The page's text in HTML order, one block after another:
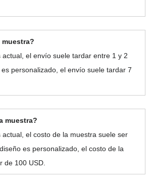
muestra?
actual, el envío suele tardar entre 1 y 2
personalizado, el envío suele tardar 7
muestra?
actual, el costo de la muestra suele ser
es personalizado, el costo de la
de 100 USD.